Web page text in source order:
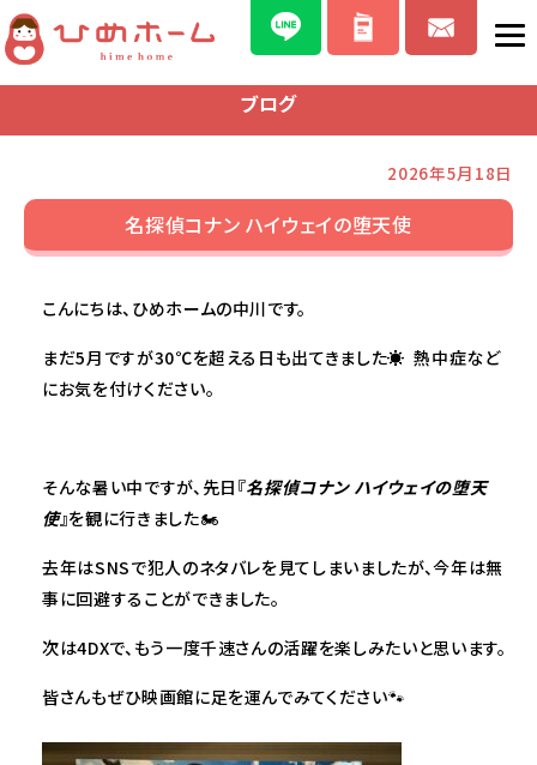
ブログ
2026年5月18日
名探偵コナン ハイウェイの堕天使
こんにちは、ひめホームの中川です。
まだ5月ですが30℃を超える日も出てきました☀ 熱中症など
にお気を付けください。
そんな暑い中ですが、先日『名探偵コナン ハイウェイの堕天
使』を観に行きました🏍
去年はSNSで犯人のネタバレを見てしまいましたが、今年は無
事に回避することができました。
次は4DXで、もう一度千速さんの活躍を楽しみたいと思います。
皆さんもぜひ映画館に足を運んでみてください🐾